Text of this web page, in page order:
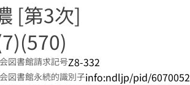
[第3次]
図書館請求記号Z8-332
図書館永続的識別子info:ndljp/pid/6070052